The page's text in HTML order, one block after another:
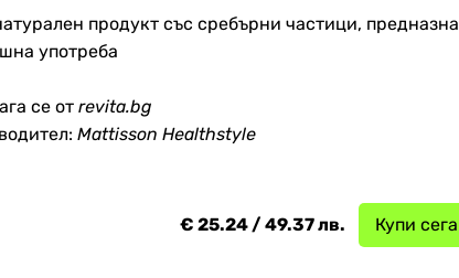
продукт със сребърни частици,
употреба
се от revita.bg
Mattisson Healthstyle
Купи сега
€ 25.24 / 49.37 лв.